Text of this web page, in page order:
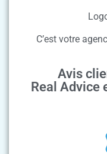
C’est votre
Avis
Real Advice